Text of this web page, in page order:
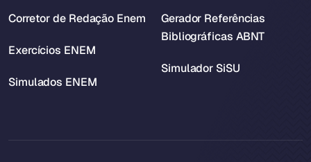
Corretor de Redação Enem
Exercícios ENEM
Simulados ENEM
Gerador Referências
Bibliográficas ABNT
Simulador SiSU